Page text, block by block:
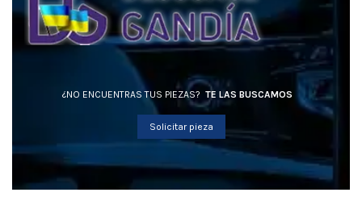
¿NO ENCUENTRAS TUS PIEZAS? TE LAS BUSCAMOS
Solicitar pieza